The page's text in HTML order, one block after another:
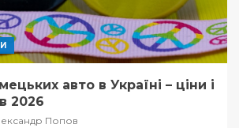
авто в Україні – ціни і
2026
Попов